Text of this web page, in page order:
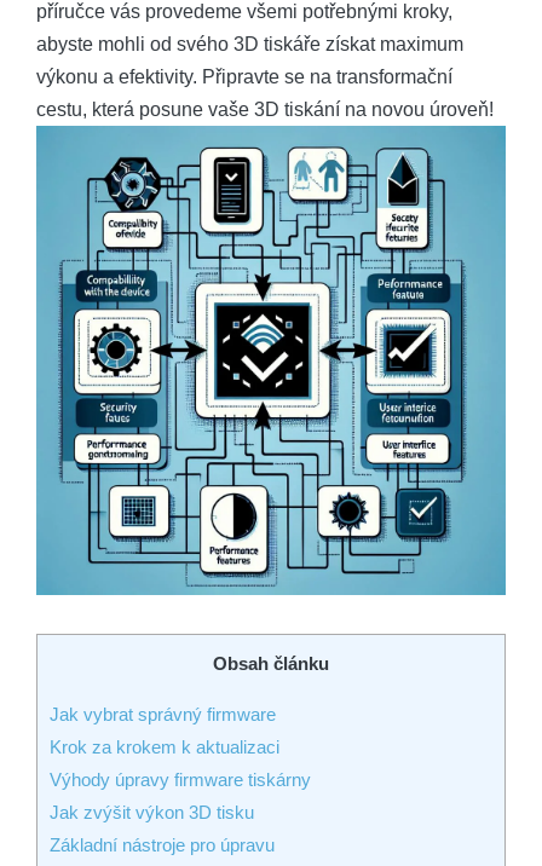
příručce vás provedeme všemi potřebnými kroky,
abyste mohli od svého 3D tiskáře získat maximum
výkonu a efektivity. Připravte se na transformační
cestu, která posune vaše 3D tiskání na novou úroveň!
Obsah článku
Jak vybrat správný firmware
Krok za krokem k aktualizaci
Výhody úpravy firmware tiskárny
Jak zvýšit výkon 3D tisku
Základní nástroje pro úpravu